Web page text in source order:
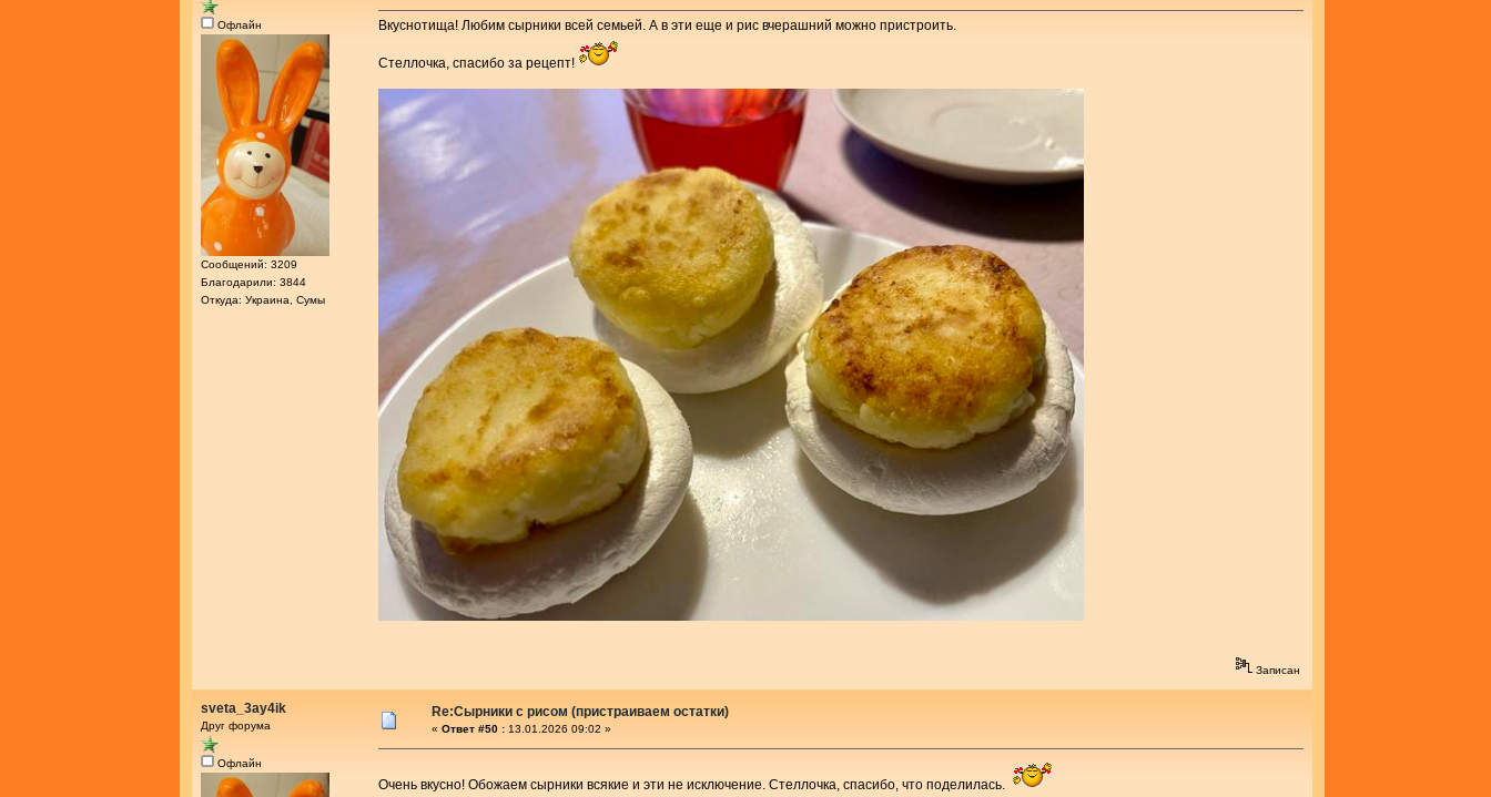
Офлайн
Сообщений: 3209
Благодарили: 3844
Откуда: Украина, Сумы
Вкуснотища! Любим сырники всей семьей. А в эти еще и рис вчерашний можно пристроить.
Стеллочка, спасибо за рецепт!
Записан
sveta_3ay4ik
Друг форума
Офлайн
Re:Сырники с рисом (пристраиваем остатки)
« Ответ #50 : 13.01.2026 09:02 »
Очень вкусно! Обожаем сырники всякие и эти не исключение. Стеллочка, спасибо, что поделилась.